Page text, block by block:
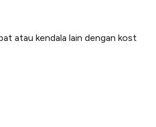
atau kendala lain dengan kost